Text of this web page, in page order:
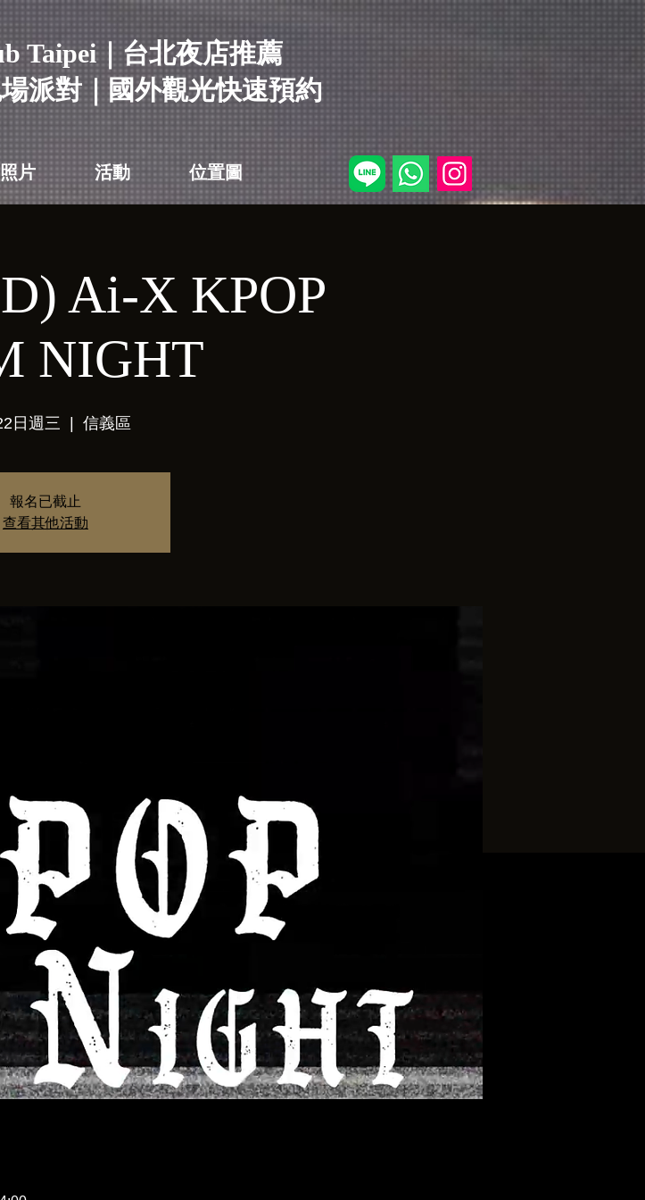
Taipei｜台北夜店推薦
派對｜國外觀光快速預約
照片 活動 位置圖
Ai-X KPOP
NIGHT
日週三 信義區
報名已截止
查看其他活動